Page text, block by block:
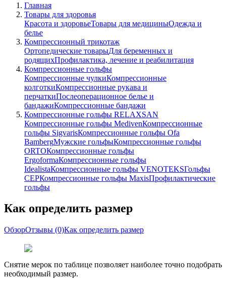
Главная
Товары для здоровья
Красота и здоровьеТовары для медициныОдежда и
белье
Компрессионный трикотаж
Ортопедические товарыДля беременных и
родящихПрофилактика, лечение и реабилитация
Компрессионные гольфы
Компрессионные чулкиКомпрессионные
колготкиКомпрессионные рукава и
перчаткиПослеоперационное белье и
бандажиКомпрессионные бандажи
Компрессионные гольфы RELAXSAN
Компрессионные гольфы MedivenКомпрессионные
гольфы SigvarisКомпрессионные гольфы Ofa
BambergМужские гольфыКомпрессионные гольфы
ORTOКомпрессионные гольфы
ErgoformaКомпрессионные гольфы
IdealistaКомпрессионные гольфы VENOTEKSГольфы
CEPКомпрессионные гольфы MaxisПрофилактические
гольфы
Как определить размер
ОбзорОтзывы (0)Как определить размер
Снятие мерок по таблице позволяет наиболее точно подобрать
необходимый размер.